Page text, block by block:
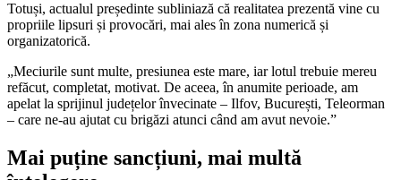
Totuși, actualul președinte subliniază că realitatea prezentă vine cu
propriile lipsuri și provocări, mai ales în zona numerică și
organizatorică.
„Meciurile sunt multe, presiunea este mare, iar lotul trebuie mereu
refăcut, completat, motivat. De aceea, în anumite perioade, am
apelat la sprijinul județelor învecinate – Ilfov, București, Teleorman
– care ne-au ajutat cu brigăzi atunci când am avut nevoie.”
Mai puține sancțiuni, mai multă